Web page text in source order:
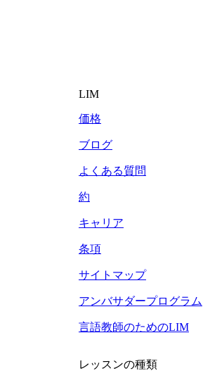
LIM
価格
ブログ
よくある質問
約
キャリア
条項
サイトマップ
アンバサダープログラム
言語教師のためのLIM
レッスンの種類